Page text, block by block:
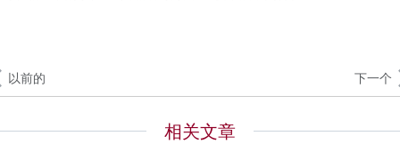
以前的 下一个